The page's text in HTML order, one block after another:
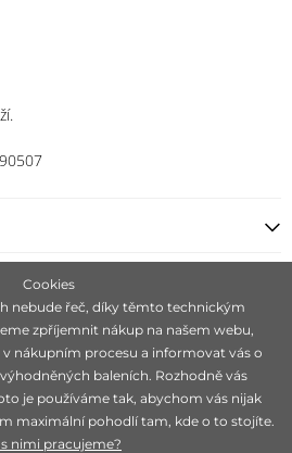
Cookies
nebude řeč, díky těmto technickým
zpříjemnit nákup na našem webu,
nákupním procesu a informovat vás o
baleních. Rozhodně vás
je používáme tak, abychom vás nijak
maximální pohodlí tam, kde o to stojíte.
nimi pracujeme?